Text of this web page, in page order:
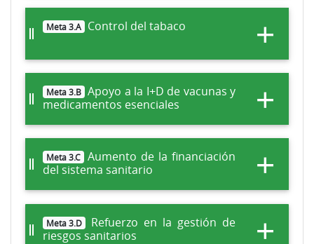
Meta 3.A Control del tabaco
Meta 3.B Apoyo a la I+D de vacunas y
medicamentos esenciales
Meta 3.C Aumento de la financiación
del sistema sanitario
Meta 3.D Refuerzo en la gestión de
riesgos sanitarios